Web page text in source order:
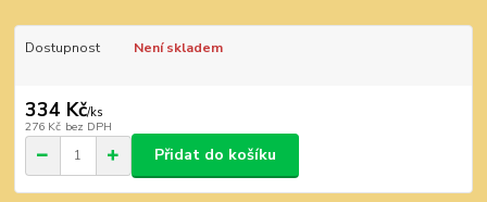
Dostupnost Není skladem
334 Kč/ks
276 Kč bez DPH
Přidat do košíku